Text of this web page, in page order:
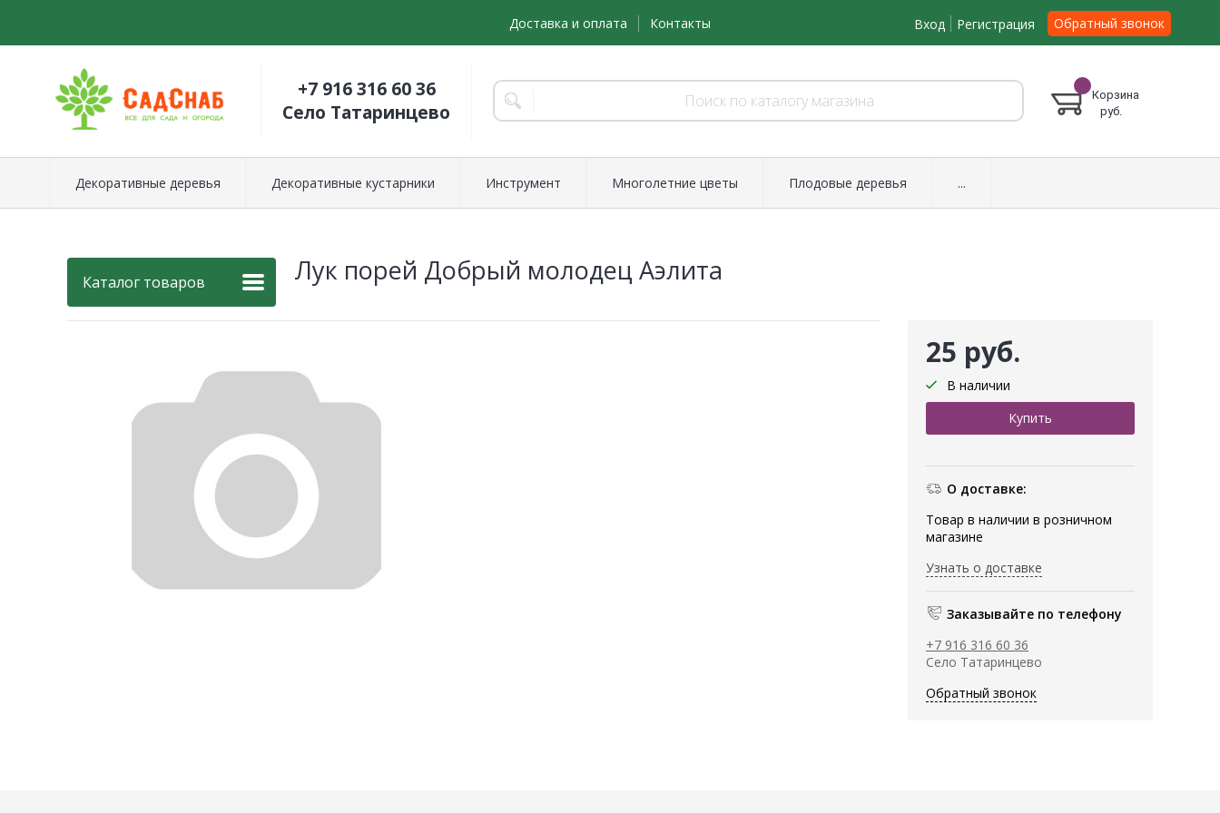
Доставка и оплата Контакты Вход Регистрация Обратный звонок
+7 916 316 60 36
Село Татаринцево
Корзина
руб.
Декоративные деревья Декоративные кустарники Инструмент Многолетние цветы Плодовые деревья ...
Каталог товаров Лук порей Добрый молодец Аэлита
25 руб.
В наличии
О доставке:
Товар в наличии в розничном
магазине
Узнать о доставке
Заказывайте по телефону
+7 916 316 60 36
Село Татаринцево
Обратный звонок